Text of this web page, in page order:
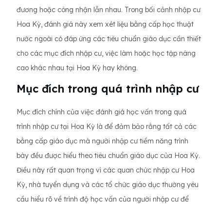
đương hoặc công nhận lẫn nhau. Trong bối cảnh nhập cư
Hoa Kỳ, đánh giá này xem xét liệu bằng cấp học thuật
nước ngoài có đáp ứng các tiêu chuẩn giáo dục cần thiết
cho các mục đích nhập cư, việc làm hoặc học tập nâng
cao khác nhau tại Hoa Kỳ hay không.
Mục đích trong quá trình nhập cư
Mục đích chính của việc đánh giá học vấn trong quá
trình nhập cư tại Hoa Kỳ là để đảm bảo rằng tất cả các
bằng cấp giáo dục mà người nhập cư tiềm năng trình
bày đều được hiểu theo tiêu chuẩn giáo dục của Hoa Kỳ.
Điều này rất quan trọng vì các quan chức nhập cư Hoa
Kỳ, nhà tuyển dụng và các tổ chức giáo dục thường yêu
cầu hiểu rõ về trình độ học vấn của người nhập cư để